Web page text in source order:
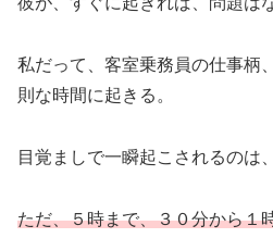
私だって、客室乗務員の仕事柄
則な時間に起きる。
目覚ましで一瞬起こされるのは
ただ、５時まで、３０分から１